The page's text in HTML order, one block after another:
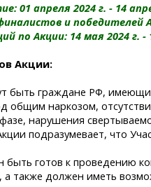
01 апреля 2024 г. - 14
и победителей
по Акции: 14 мая 2024 г. -
Акции:
быть граждане РФ,
общим наркозом,
нарушения
подразумевает, что
быть готов к проведению
также должен иметь